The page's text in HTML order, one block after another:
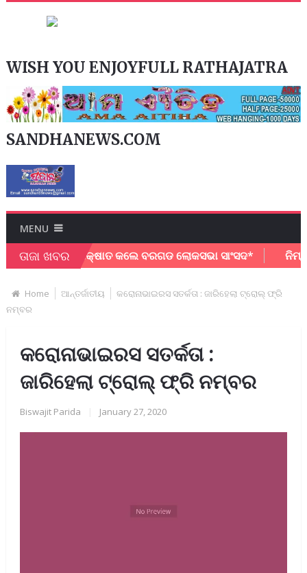
WISH YOU ENJOYFULL RATHAJATRA
SANDHANEWS.COM
MENU
ତାଜା ଖବରସାକ୍ଷାତ କଲେ ବରଗଡ ଲୋକସଭା ସାଂସଦ* ନିମ୍ନ
Home ଆନ୍ତର୍ଜାତୀୟ
କରୋନାଭାଇରସ ସତର୍କତା : ଜାରିହେଲା ଟ୍ରୋଲ୍‌ ଫ୍ରି
ନମ୍ବର
କରୋନାଭାଇରସ ସତର୍କତା :
ଜାରିହେଲା ଟ୍ରୋଲ୍‌ ଫ୍ରି ନମ୍ବର
Biswajit Parida January 27, 2020